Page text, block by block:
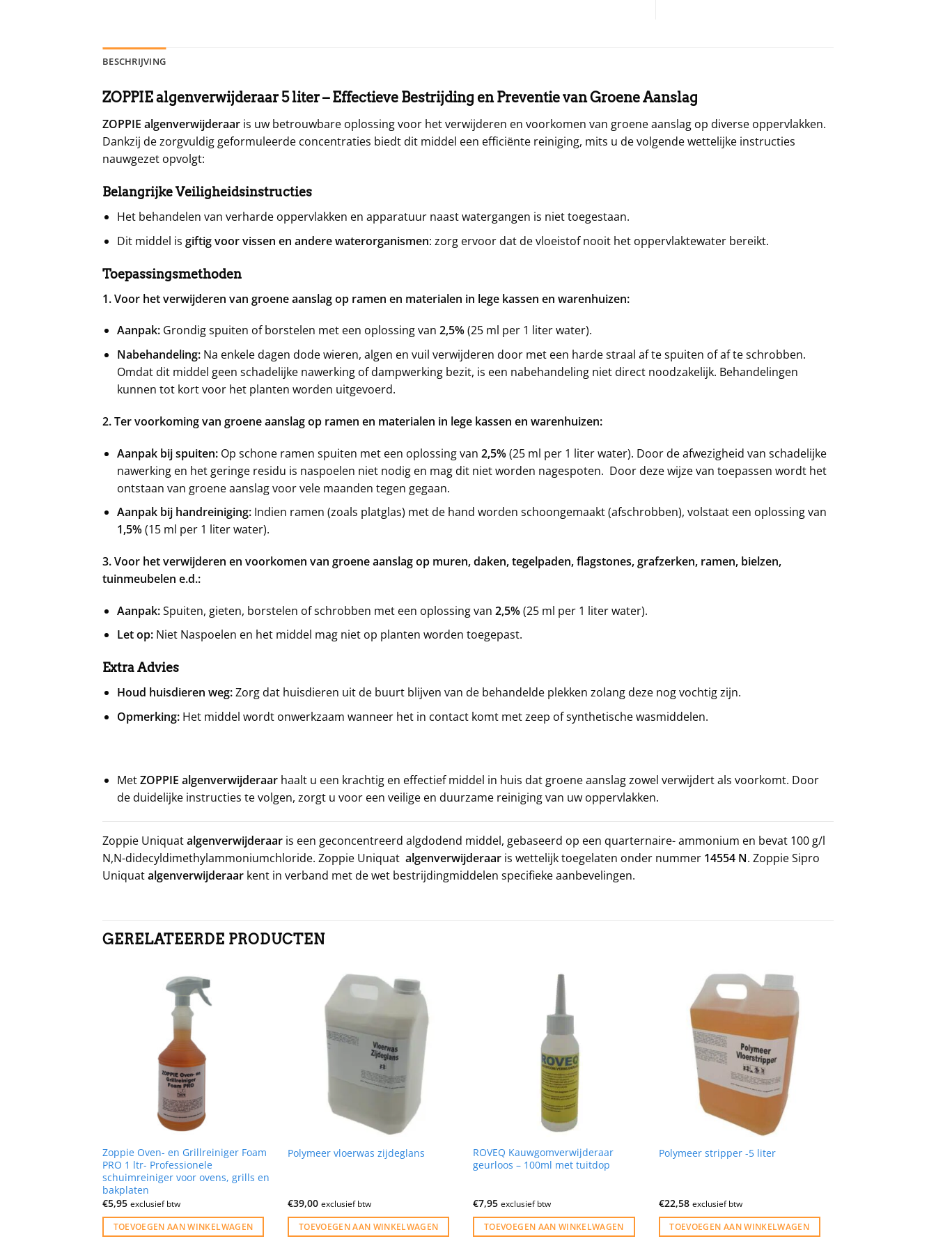
BESCHRIJVING
ZOPPIE algenverwijderaar 5 liter – Effectieve Bestrijding en Preventie van Groene Aanslag
ZOPPIE algenverwijderaar is uw betrouwbare oplossing voor het verwijderen en voorkomen van groene aanslag op diverse oppervlakken.
Dankzij de zorgvuldig geformuleerde concentraties biedt dit middel een efficiënte reiniging, mits u de volgende wettelijke instructies
nauwgezet opvolgt:
Belangrijke Veiligheidsinstructies
Het behandelen van verharde oppervlakken en apparatuur naast watergangen is niet toegestaan.
Dit middel is giftig voor vissen en andere waterorganismen: zorg ervoor dat de vloeistof nooit het oppervlaktewater bereikt.
Toepassingsmethoden
1. Voor het verwijderen van groene aanslag op ramen en materialen in lege kassen en warenhuizen:
Aanpak:Grondig spuiten of borstelen met een oplossing van 2,5%(25 ml per 1 liter water).
Nabehandeling:Na enkele dagen dode wieren, algen en vuil verwijderen door met een harde straal af te spuiten of af te schrobben.
Omdat dit middel geen schadelijke nawerking of dampwerking bezit, is een nabehandeling niet direct noodzakelijk. Behandelingen
kunnen tot kort voor het planten worden uitgevoerd.
2. Ter voorkoming van groene aanslag op ramen en materialen in lege kassen en warenhuizen:
Aanpak bij spuiten:Op schone ramen spuiten met een oplossing van 2,5%(25 ml per 1 liter water). Door de afwezigheid van schadelijke
nawerking en het geringe residu is naspoelen niet nodig en mag dit niet worden nagespoten. Door deze wijze van toepassen wordt het
ontstaan van groene aanslag voor vele maan­den tegen gegaan.
Aanpak bij handreiniging:Indien ramen (zoals platglas) met de hand worden schoongemaakt (afschrobben), volstaat een oplossing van
1,5%(15 ml per 1 liter water).
3. Voor het verwijderen en voorkomen van groene aanslag op muren, daken, tegelpaden, flagstones, grafzerken, ramen, bielzen,
tuinmeubelen e.d.:
Aanpak:Spuiten, gieten, borstelen of schrobben met een oplossing van 2,5%(25 ml per 1 liter water).
Let op:Niet Naspoelen en het middel mag niet op planten worden toegepast.
Extra Advies
Houd huisdieren weg:Zorg dat huisdieren uit de buurt blijven van de behandelde plekken zolang deze nog vochtig zijn.
Opmerking:Het middel wordt onwerkzaam wanneer het in contact komt met zeep of synthetische wasmiddelen.
MetZOPPIE algenverwijderaarhaalt u een krachtig en effectief middel in huis dat groene aanslag zowel verwijdert als voorkomt. Door
de duidelijke instructies te volgen, zorgt u voor een veilige en duurzame reiniging van uw oppervlakken.
Zoppie Uniquatalgenverwijderaar is een geconcentreerd algdodend middel, gebaseerd op een quarternaire- ammonium en bevat 100 g/l
N,N-didecyldimethylammoniumchloride. Zoppie Uniquat algenverwijderaar is wettelijk toegelaten onder nummer 14554 N. Zoppie Sipro
Uniquatalgenverwijderaar kent in verband met de wet bestrijdingmiddelen specifieke aanbevelingen.
GERELATEERDE PRODUCTEN
Zoppie Oven- en Grillreiniger Foam
PRO 1 ltr- Professionele
schuimreiniger voor ovens, grills en
bakplaten
€5,95 exclusief btw
TOEVOEGEN AAN WINKELWAGEN
Polymeer vloerwas zijdeglans
€39,00 exclusief btw
TOEVOEGEN AAN WINKELWAGEN
ROVEQ Kauwgomverwijderaar
geurloos – 100ml met tuitdop
€7,95 exclusief btw
TOEVOEGEN AAN WINKELWAGEN
Polymeer stripper -5 liter
€22,58 exclusief btw
TOEVOEGEN AAN WINKELWAGEN